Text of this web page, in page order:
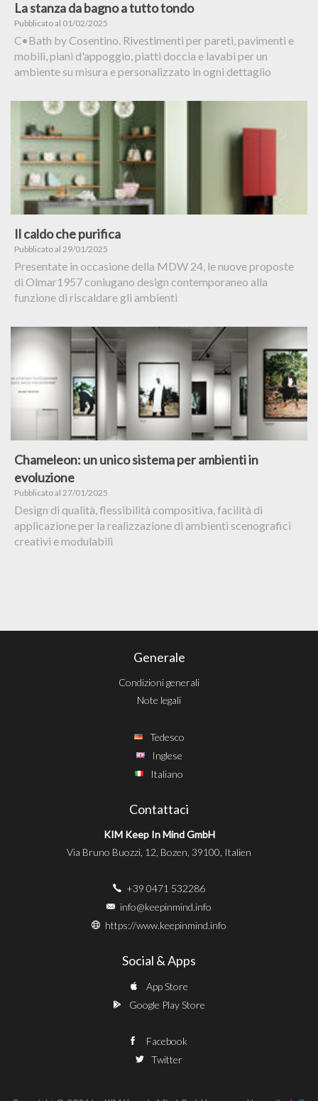
La stanza da bagno a tutto tondo
Pubblicato al 01/02/2025
C•Bath by Cosentino. Rivestimenti per pareti, pavimenti e
mobili, piani d'appoggio, piatti doccia e lavabi per un
ambiente su misura e personalizzato in ogni dettaglio
Il caldo che purifica
Pubblicato al 29/01/2025
Presentate in occasione della MDW 24, le nuove proposte
di Olmar1957 coniugano design contemporaneo alla
funzione di riscaldare gli ambienti
Chameleon: un unico sistema per ambienti in
evoluzione
Pubblicato al 27/01/2025
Design di qualità, flessibilità compositiva, facilità di
applicazione per la realizzazione di ambienti scenografici
creativi e modulabili
Generale
Condizioni generali
Note legali
Tedesco
Inglese
Italiano
Contattaci
KIM Keep In Mind GmbH
Via Bruno Buozzi, 12, Bozen, 39100, Italien
+39 0471 532286
info@keepinmind.info
https://www.keepinmind.info
Social & Apps
App Store
Google Play Store
Facebook
Twitter